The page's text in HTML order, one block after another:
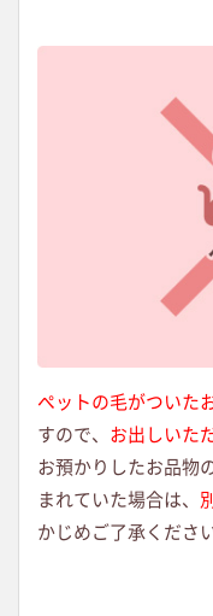
ペットの毛がついた
すので、 お出しいた
お預かりしたお品物
まれていた場合は、
かじめご了承ください